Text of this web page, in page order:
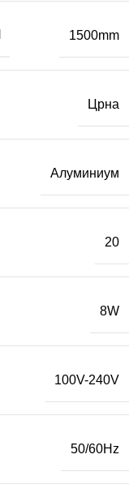
1500mm
Црна
Алуминиум
20
8W
100V-240V
50/60Hz